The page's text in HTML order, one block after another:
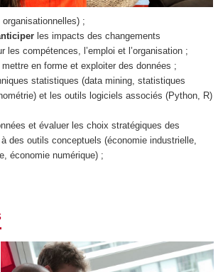
;
les impacts des changements
les compétences, l’emploi et l’organisation ;
mettre en forme et exploiter des données ;
statistiques (data mining, statistiques
et les outils logiciels associés (Python, R)
et évaluer les choix stratégiques des
des outils conceptuels (économie industrielle,
économie numérique) ;